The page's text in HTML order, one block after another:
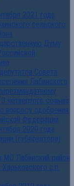
2021 года
сельского
Думу
Совета
Лабинского
четвертого созыва
вопросу одобрения
Федерации
2020 года
(губернатора)
МО Лабинский район
с.п.